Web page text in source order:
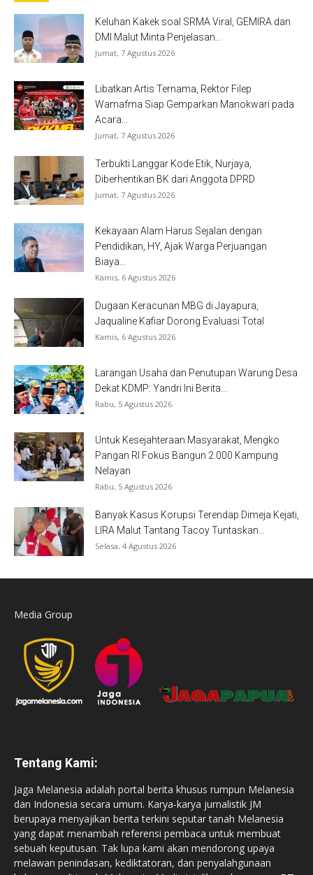
Keluhan Kakek soal SRMA Viral, GEMIRA dan
DMI Malut Minta Penjelasan...
Jumat, 7 Agustus 2026
Libatkan Artis Ternama, Rektor Filep
Wamafma Siap Gemparkan Manokwari pada
Acara...
Jumat, 7 Agustus 2026
Terbukti Langgar Kode Etik, Nurjaya,
Diberhentikan BK dari Anggota DPRD
Jumat, 7 Agustus 2026
Kekayaan Alam Harus Sejalan dengan
Pendidikan, HY, Ajak Warga Perjuangan
Biaya...
Kamis, 6 Agustus 2026
Dugaan Keracunan MBG di Jayapura,
Jaqualine Kafiar Dorong Evaluasi Total
Kamis, 6 Agustus 2026
Larangan Usaha dan Penutupan Warung Desa
Dekat KDMP: Yandri Ini Berita...
Rabu, 5 Agustus 2026
Untuk Kesejahteraan Masyarakat, Mengko
Pangan RI Fokus Bangun 2.000 Kampung
Nelayan
Rabu, 5 Agustus 2026
Banyak Kasus Korupsi Terendap Dimeja Kejati,
LIRA Malut Tantang Tacoy Tuntaskan...
Selasa, 4 Agustus 2026
Media Group
Tentang Kami:
Jaga Melanesia adalah portal berita khusus rumpun Melanesia
dan Indonesia secara umum. Karya-karya jurnalistik JM
berupaya menyajikan berita terkini seputar tanah Melanesia
yang dapat menambah referensi pembaca untuk membuat
sebuah keputusan. Tak lupa kami akan mendorong upaya
melawan penindasan, kediktatoran, dan penyalahgunaan